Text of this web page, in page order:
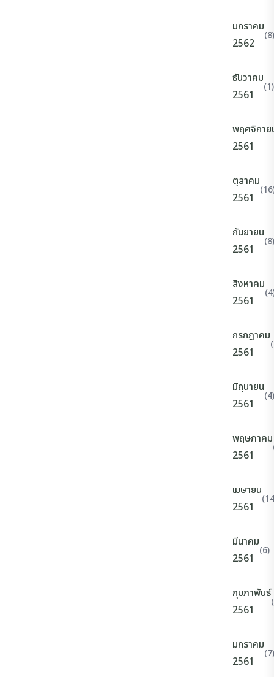
มกราคม
2562
(8)
ธันวาคม
2561
(1)
พฤศจิกาย
2561
ตุลาคม
2561
กันยายน
2561
(8)
สิงหาคม
2561
กรกฎาคม
2561
มิถุนายน
2561
(4)
พฤษภาคม
2561
เมษายน
2561
มีนาคม
2561
(6)
กุมภาพันธ์
2561
มกราคม
2561
(7)